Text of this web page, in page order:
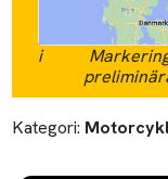
i
Kategori: